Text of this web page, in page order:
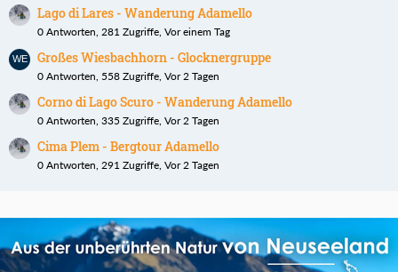
Lago di Lares - Wanderung Adamello
0 Antworten, 281 Zugriffe, Vor einem Tag
Großes Wiesbachhorn - Glocknergruppe
0 Antworten, 558 Zugriffe, Vor 2 Tagen
Corno di Lago Scuro - Wanderung Adamello
0 Antworten, 335 Zugriffe, Vor 2 Tagen
Cima Plem - Bergtour Adamello
0 Antworten, 291 Zugriffe, Vor 2 Tagen